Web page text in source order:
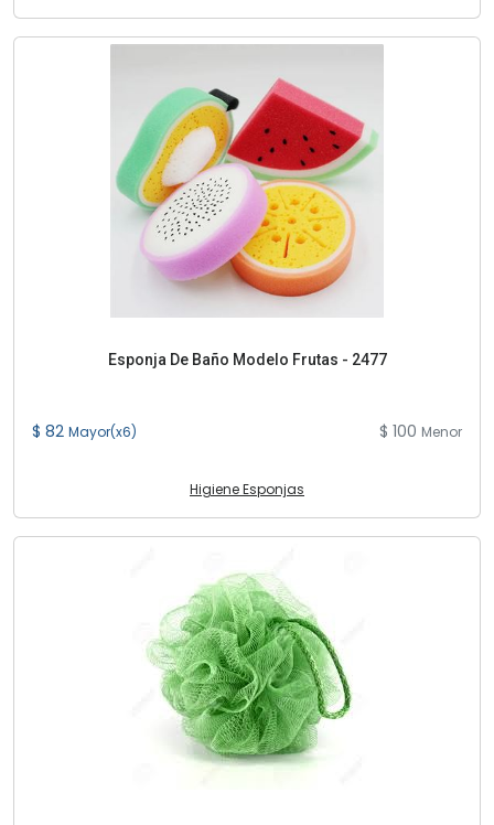
Esponja De Baño Modelo Frutas - 2477
$ 82 Mayor(x6) $ 100 Menor
Higiene Esponjas